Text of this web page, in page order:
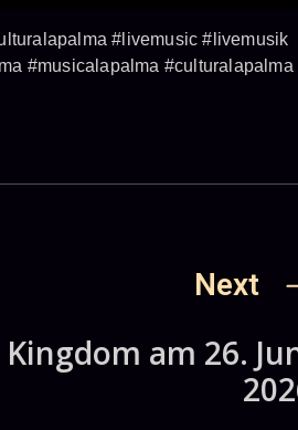
#livemusic #livemusik
#musicalapalma #culturalapalma
Next
am 26.